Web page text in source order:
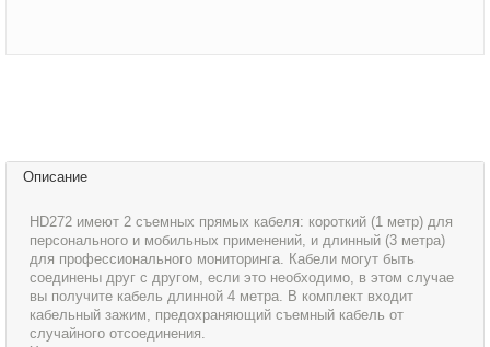
Описание
HD272 имеют 2 съемных прямых кабеля: короткий (1 метр) для
персонального и мобильных применений, и длинный (3 метра)
для профессионального мониторинга. Кабели могут быть
соединены друг с другом, если это необходимо, в этом случае
вы получите кабель длинной 4 метра. В комплект входит
кабельный зажим, предохраняющий съемный кабель от
случайного отсоединения.